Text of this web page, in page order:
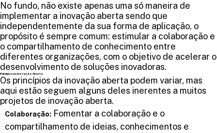
No fundo, não existe apenas uma só maneira de
implementar a inovação aberta sendo que
independentemente da sua forma de aplicação, o
propósito é sempre comum: estimular a colaboração e
o compartilhamento de conhecimento entre
diferentes organizações, com o objetivo de acelerar o
desenvolvimento de soluções inovadoras.
Princípios da Inovação Aberta
Os princípios da inovação aberta podem variar, mas
aqui estão seguem alguns deles inerentes a muitos
projetos de inovação aberta.
Colaboração: Fomentar a colaboração e o
compartilhamento de ideias, conhecimentos e